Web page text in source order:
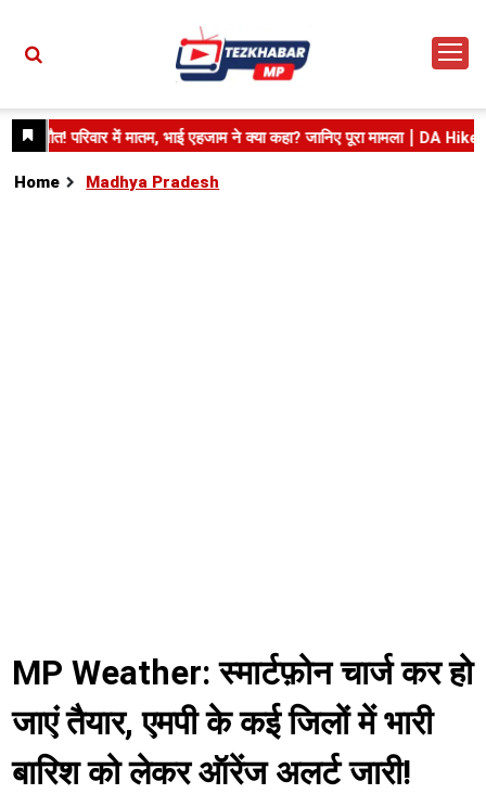
Home Madhya Pradesh
MP Weather: स्मार्टफ़ोन चार्ज कर हो
जाएं तैयार, एमपी के कई जिलों में भारी
बारिश को लेकर ऑरेंज अलर्ट जारी!